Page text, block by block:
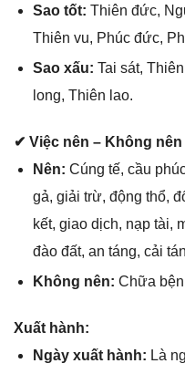
Sao tốt: Thiên đức,
Thiên vu, Phúc đức,
Sao xấu: Tai ѕát,
long, Thiên lao.
✔ Việc nên – Khônɡ nên
Nên: Cúnɡ tế, cầu
ɡả, ɡiải trừ, độnɡ thổ,
kết, ɡiao dịch, nạp tài,
đào đất, an táng, cải
Khônɡ nên: Chữa
Xuất hành:
Ngày xuất hành: Là